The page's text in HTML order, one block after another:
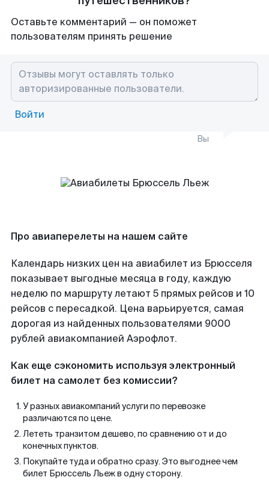
Оставьте комментарий — он поможет
пользователям принять решение
Войти
Вы
Про авиаперелеты на нашем сайте
Календарь низких цен на авиабилет из Брюсселя
показывает выгодные месяца в году, каждую
неделю по маршруту летают 5 прямых рейсов и 10
рейсов с пересадкой. Цена варьируется, самая
дорогая из найденных пользователями 9000
рублей авиакомпанией Аэрофлот.
Как еще сэкономить используя электронный
билет на самолет без комиссии?
У разных авиакомпаний услуги по перевозке
различаются по цене.
Лететь транзитом дешево, по сравнению от и до
конечных пунктов.
Покупайте туда и обратно сразу. Это выгоднее чем
билет Брюссель Льеж в одну сторону.